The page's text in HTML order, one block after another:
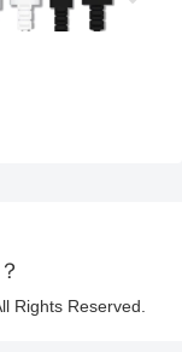
Rights Reserved.